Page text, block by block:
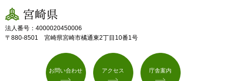
宮崎県
法人番号：4000020450006
〒880-8501 宮崎県宮崎市橘通東2丁目10番1号
お問い合わせ アクセス 庁舎案内